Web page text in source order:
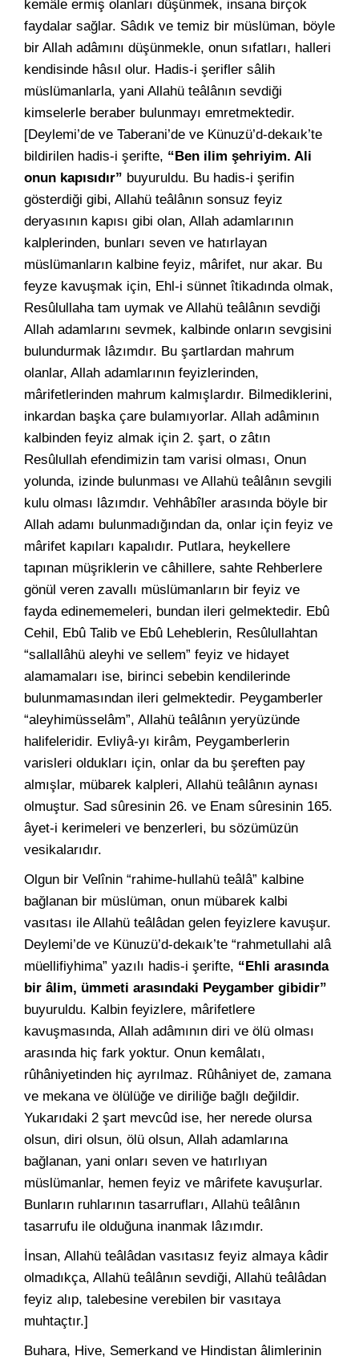
kemâle ermiş olanları düşünmek, insana birçok
faydalar sağlar. Sâdık ve temiz bir müslüman, böyle
bir Allah adâmını düşünmekle, onun sıfatları, halleri
kendisinde hâsıl olur. Hadis-i şerifler sâlih
müslümanlarla, yani Allahü teâlânın sevdiği
kimselerle beraber bulunmayı emretmektedir.
[Deylemi’de ve Taberani’de ve Künuzü’d-dekaık’te
bildirilen hadis-i şerifte, “Ben ilim şehriyim. Ali
onun kapısıdır” buyuruldu. Bu hadis-i şerifin
gösterdiği gibi, Allahü teâlânın sonsuz feyiz
deryasının kapısı gibi olan, Allah adamlarının
kalplerinden, bunları seven ve hatırlayan
müslümanların kalbine feyiz, mârifet, nur akar. Bu
feyze kavuşmak için, Ehl-i sünnet îtikadında olmak,
Resûlullaha tam uymak ve Allahü teâlânın sevdiği
Allah adamlarını sevmek, kalbinde onların sevgisini
bulundurmak lâzımdır. Bu şartlardan mahrum
olanlar, Allah adamlarının feyizlerinden,
mârifetlerinden mahrum kalmışlardır. Bilmediklerini,
inkardan başka çare bulamıyorlar. Allah adâminın
kalbinden feyiz almak için 2. şart, o zâtın
Resûlullah efendimizin tam varisi olması, Onun
yolunda, izinde bulunması ve Allahü teâlânın sevgili
kulu olması lâzımdır. Vehhâbîler arasında böyle bir
Allah adamı bulunmadığından da, onlar için feyiz ve
mârifet kapıları kapalıdır. Putlara, heykellere
tapınan müşriklerin ve câhillere, sahte Rehberlere
gönül veren zavallı müslümanların bir feyiz ve
fayda edinememeleri, bundan ileri gelmektedir. Ebû
Cehil, Ebû Talib ve Ebû Leheblerin, Resûlullahtan
“sallallâhü aleyhi ve sellem” feyiz ve hidayet
alamamaları ise, birinci sebebin kendilerinde
bulunmamasından ileri gelmektedir. Peygamberler
“aleyhimüsselâm”, Allahü teâlânın yeryüzünde
halifeleridir. Evliyâ-yı kirâm, Peygamberlerin
varisleri oldukları için, onlar da bu şereften pay
almışlar, mübarek kalpleri, Allahü teâlânın aynası
olmuştur. Sad sûresinin 26. ve Enam sûresinin 165.
âyet-i kerimeleri ve benzerleri, bu sözümüzün
vesikalarıdır.
Olgun bir Velînin “rahime-hullahü teâlâ” kalbine
bağlanan bir müslüman, onun mübarek kalbi
vasıtası ile Allahü teâlâdan gelen feyizlere kavuşur.
Deylemi’de ve Künuzü’d-dekaık’te “rahmetullahi alâ
müellifiyhima” yazılı hadis-i şerifte, “Ehli arasında
bir âlim, ümmeti arasındaki Peygamber gibidir”
buyuruldu. Kalbin feyizlere, mârifetlere
kavuşmasında, Allah adâmının diri ve ölü olması
arasında hiç fark yoktur. Onun kemâlatı,
rûhâniyetinden hiç ayrılmaz. Rûhâniyet de, zamana
ve mekana ve ölülüğe ve diriliğe bağlı değildir.
Yukarıdaki 2 şart mevcûd ise, her nerede olursa
olsun, diri olsun, ölü olsun, Allah adamlarına
bağlanan, yani onları seven ve hatırlıyan
müslümanlar, hemen feyiz ve mârifete kavuşurlar.
Bunların ruhlarının tasarrufları, Allahü teâlânın
tasarrufu ile olduğuna inanmak lâzımdır.
İnsan, Allahü teâlâdan vasıtasız feyiz almaya kâdir
olmadıkça, Allahü teâlânın sevdiği, Allahü teâlâdan
feyiz alıp, talebesine verebilen bir vasıtaya
muhtaçtır.]
Buhara, Hive, Semerkand ve Hindistan âlimlerinin